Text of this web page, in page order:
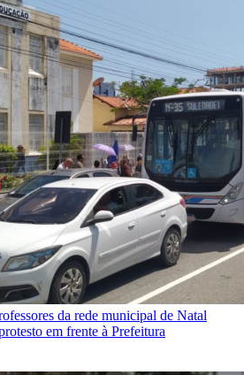
da rede municipal de Natal
em frente à Prefeitura